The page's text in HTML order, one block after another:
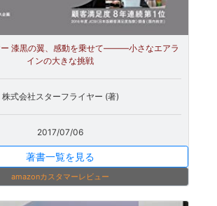
ー 漆黒の翼、感動を乗せて―――小さなエアラ
インの大きな挑戦
株式会社スターフライヤー (著)
2017/07/06
著書一覧を見る
amazonカスタマーレビュー